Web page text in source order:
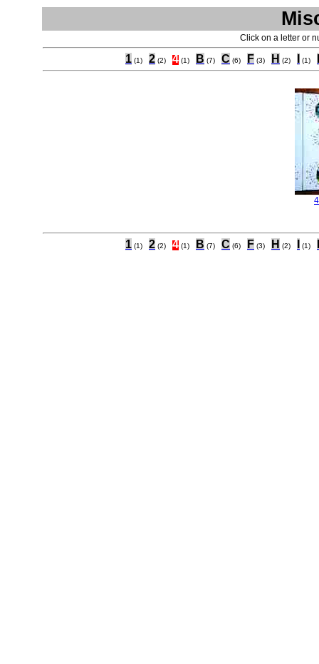
Click on a letter or
1 (1) 2 (2) 4 (1) B (7) C (6) F (3) H (2) (1)
1 (1) 2 (2) 4 (1) B (7) C (6) F (3) H (2) (1)